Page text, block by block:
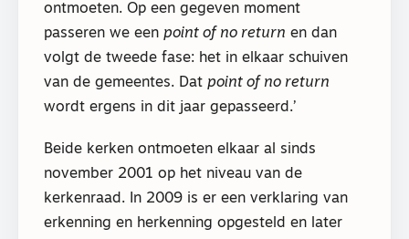
ontmoeten. Op een gegeven moment
passeren we een point of no return en dan
volgt de tweede fase: het in elkaar schuiven
van de gemeentes. Dat point of no return
wordt ergens in dit jaar gepasseerd.’
Beide kerken ontmoeten elkaar al sinds
november 2001 op het niveau van de
kerkenraad. In 2009 is er een verklaring van
erkenning en herkenning opgesteld en later